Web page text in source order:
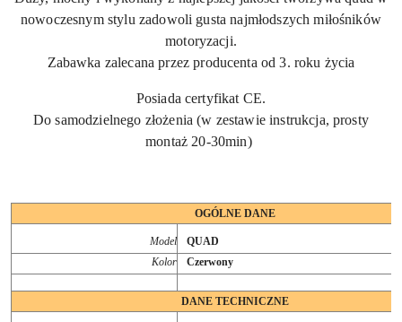
nowoczesnym stylu zadowoli gusta najmłodszych miłośników
motoryzacji.
Zabawka zalecana przez producenta od 3. roku życia
Posiada certyfikat CE.
Do samodzielnego złożenia (w zestawie instrukcja, prosty
montaż 20-30min)
OGÓLNE DANE
Model
QUAD
Kolor
Czerwony
DANE TECHNICZNE